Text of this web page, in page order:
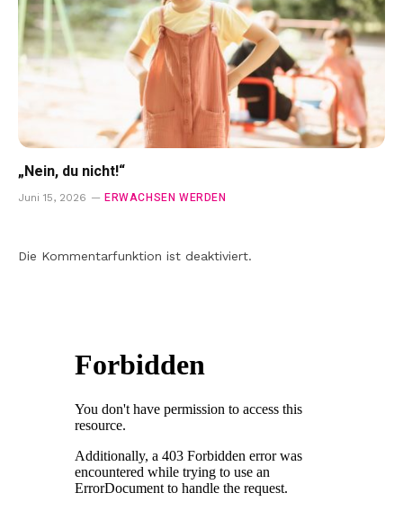
„Nein, du nicht!“
Juni 15, 2026 ERWACHSEN WERDEN
Die Kommentarfunktion ist deaktiviert.